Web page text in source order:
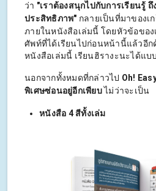
ว่า "เราต้องสนุกไปกับการเรียนรู้ ถึ
ประสิทธิภาพ" กลายเป็นที่มาของเ
ภายในหนังสือเล่มนี้ โดยหัวข้อของ
ศัพท์ที่ได้เรียนไปก่อนหน้านี้แล้วอีก
หนังสือเล่มนี้ เรียนฮิรางะนะได้แ
นอกจากทั้งหมดที่กล่าวไป Oh!
พิเศษซ่อนอยู่อีกเพียบไม่ว่าจะเป็น
หนังสือ 4 สีทั้งเล่ม